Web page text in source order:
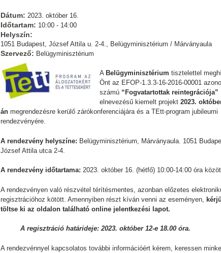
Dátum: 2023. október 16.
Időtartam: 10:00 - 14:00
Helyszín:
1051 Budapest, József Attila u. 2-4., Belügyminisztérium / Márványaula
Szervező: Belügyminisztérium
A Belügyminisztérium tisztelettel
Önt az EFOP-1.3.3-16-2016-00001
számú “Fogvatartottak reintegrációja”
elnevezésű kiemelt projekt 2023.
án megrendezésre kerülő zárókonferenciájára és a TEtt-program jubileumi
rendezvényére.
A rendezvény helyszíne: Belügyminisztérium, Márványaula. 1051
József Attila utca 2-4.
A rendezvény időtartama: 2023. október 16. (hétfő) 10:00-14:00 óra
A rendezvényen való részvétel térítésmentes, azonban előzetes
regisztrációhoz kötött. Amennyiben részt kíván venni az eseményen,
töltse ki az oldalon található online jelentkezési lapot.
A regisztráció határideje: 2023. október 12-e 18.00 óra.
A rendezvénnyel kapcsolatos további információért kérem, keressen